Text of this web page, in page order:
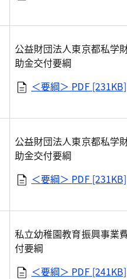
公益財団法人東京都私学
助金交付要綱
＜要綱＞ PDF [231KB]
公益財団法人東京都私学
助金交付要綱
＜要綱＞ PDF [231KB]
私立幼稚園教育振興事業
付要綱
＜要綱＞ PDF [241KB]